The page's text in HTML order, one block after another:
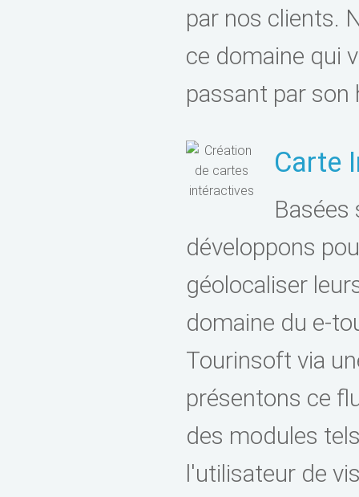
par nos clients.
ce domaine qui
passant par
Carte
développons
géolocaliser
domaine du e-
Tourinsoft via
présentons ce
des modules
l'utilisateur de